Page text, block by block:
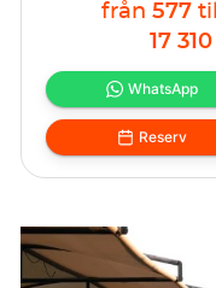
från 577 till
17 310
WhatsApp
Reserv